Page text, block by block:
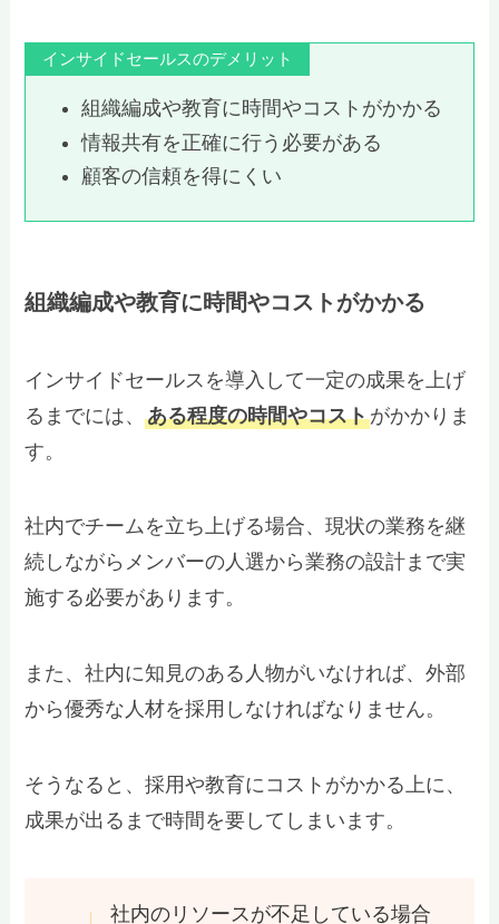
インサイドセールスのデメリット
組織編成や教育に時間やコストがかかる
情報共有を正確に行う必要がある
顧客の信頼を得にくい
組織編成や教育に時間やコストがかかる
インサイドセールスを導入して一定の成果を上げ
るまでには、ある程度の時間やコストがかかりま
す。
社内でチームを立ち上げる場合、現状の業務を継
続しながらメンバーの人選から業務の設計まで実
施する必要があります。
また、社内に知見のある人物がいなければ、外部
から優秀な人材を採用しなければなりません。
そうなると、採用や教育にコストがかかる上に、
成果が出るまで時間を要してしまいます。
社内のリソースが不足している場合